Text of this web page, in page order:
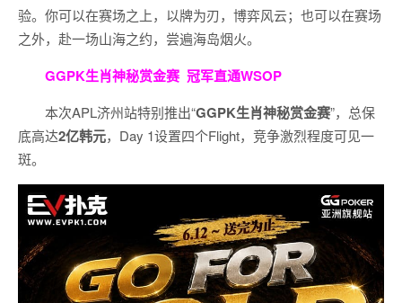
验。 你可以在赛场之上，以牌为刃，博弈风云；也可以在赛场
之外，赴一场山海之约，尝遍海岛烟火。
GGPK生肖神秘赏金赛 冠军直通WSOP
本次APL济州站特别推出“GGPK生肖神秘赏金赛”，总保
底高达2亿韩元，Day 1设置四个Flight，竞争激烈程度可见一
斑。